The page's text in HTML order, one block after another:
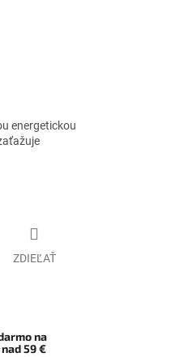
energetickou
ZDIEĽAŤ
na
59 €